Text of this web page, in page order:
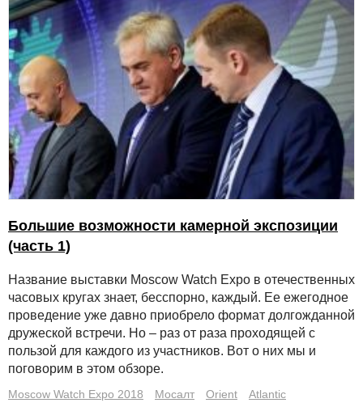
Большие возможности камерной экспозиции
(часть 1)
Название выставки Moscow Watch Expo в отечественных
часовых кругах знает, бесспорно, каждый. Ее ежегодное
проведение уже давно приобрело формат долгожданной
дружеской встречи. Но – раз от раза проходящей с
пользой для каждого из участников. Вот о них мы и
поговорим в этом обзоре.
Moscow Watch Expo 2018 Мосалт Orient
Atlantic